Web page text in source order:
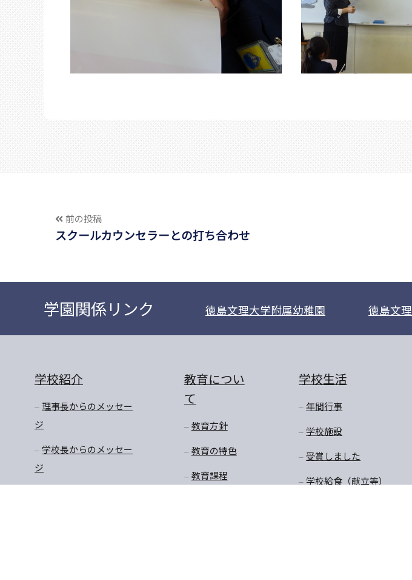
前の投稿
スクールカウンセラーとの打ち合わせ
学園関係リンク 徳島文理大学附属幼稚園 徳島文
学校紹介
理事長からのメッセー
ジ
学校長からのメッセー
ジ
教育につい
て
教育方針
教育の特色
教育課程
学校生活
年間行事
学校施設
受賞しました
学校給食（献立等）